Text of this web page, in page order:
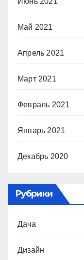
Май 2021
Апрель 2021
Март 2021
Февраль 2021
Январь 2021
Декабрь 2020
Рубрики
Дача
Дизайн